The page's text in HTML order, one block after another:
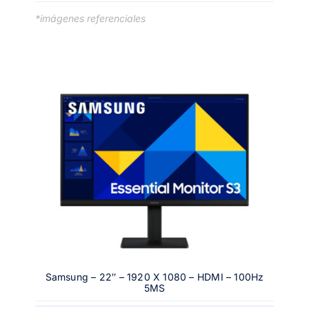
*imágenes referenciales
Samsung – 22″ – 1920 X 1080 – HDMI – 100Hz
5MS